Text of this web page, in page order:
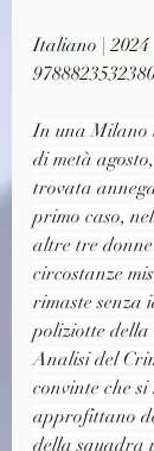
Italiano | 2024
In una Milano
di metà
trovata
primo caso,
altre tre
circostanze
rimaste senza
poliziotte
Analisi del
convinte che
approfittano
della squadra